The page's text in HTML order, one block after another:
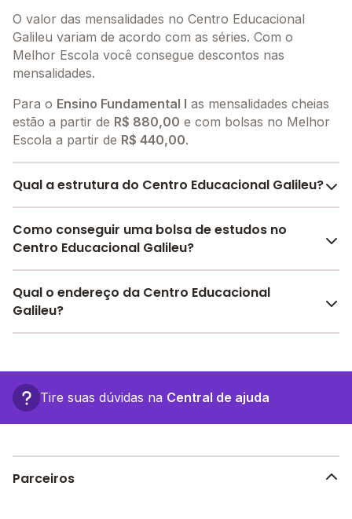
O valor das mensalidades no Centro Educacional
Galileu variam de acordo com as séries. Com o
Melhor Escola você consegue descontos nas
mensalidades.
Para o Ensino Fundamental I as mensalidades cheias
estão a partir de R$ 880,00 e com bolsas no Melhor
Escola a partir de R$ 440,00.
Qual a estrutura do Centro Educacional Galileu?
O Centro Educacional Galileu oferece toda a estrutura
necessária para o conforto e desenvolvimento
Descoberto, Banda larga, Internet, entre outras
estruturas.
Como conseguir uma bolsa de estudos no
Centro Educacional Galileu?
O Melhor Escola oferece descontos para o Centro
Educacional Galileu a partir de
Qual o endereço da Centro Educacional
Galileu?
Imigrantes, 3239 - Porto Velho - RO.
Tire suas dúvidas na Central de ajuda
Parceiros